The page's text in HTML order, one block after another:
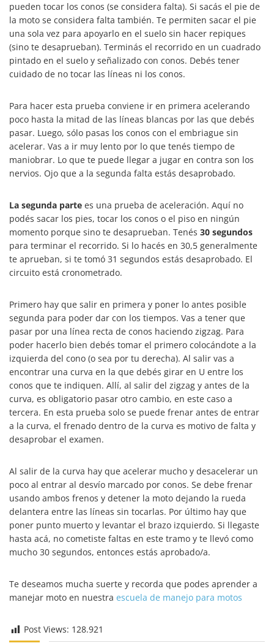
pueden tocar los conos (se considera falta). Si sacás el pie de
la moto se considera falta también. Te permiten sacar el pie
una sola vez para apoyarlo en el suelo sin hacer repiques
(sino te desaprueban). Terminás el recorrido en un cuadrado
pintado en el suelo y señalizado con conos. Debés tener
cuidado de no tocar las líneas ni los conos.
Para hacer esta prueba conviene ir en primera acelerando
poco hasta la mitad de las líneas blancas por las que debés
pasar. Luego, sólo pasas los conos con el embriague sin
acelerar. Vas a ir muy lento por lo que tenés tiempo de
maniobrar. Lo que te puede llegar a jugar en contra son los
nervios. Ojo que a la segunda falta estás desaprobado.
La segunda parte es una prueba de aceleración. Aquí no
podés sacar los pies, tocar los conos o el piso en ningún
momento porque sino te desaprueban. Tenés 30 segundos
para terminar el recorrido. Si lo hacés en 30,5 generalmente
te aprueban, si te tomó 31 segundos estás desaprobado. El
circuito está cronometrado.
Primero hay que salir en primera y poner lo antes posible
segunda para poder dar con los tiempos. Vas a tener que
pasar por una línea recta de conos haciendo zigzag. Para
poder hacerlo bien debés tomar el primero colocándote a la
izquierda del cono (o sea por tu derecha). Al salir vas a
encontrar una curva en la que debés girar en U entre los
conos que te indiquen. Allí, al salir del zigzag y antes de la
curva, es obligatorio pasar otro cambio, en este caso a
tercera. En esta prueba solo se puede frenar antes de entrar
a la curva, el frenado dentro de la curva es motivo de falta y
desaprobar el examen.
Al salir de la curva hay que acelerar mucho y desacelerar un
poco al entrar al desvío marcado por conos. Se debe frenar
usando ambos frenos y detener la moto dejando la rueda
delantera entre las líneas sin tocarlas. Por último hay que
poner punto muerto y levantar el brazo izquierdo. Si llegaste
hasta acá, no cometiste faltas en este tramo y te llevó como
mucho 30 segundos, entonces estás aprobado/a.
Te deseamos mucha suerte y recorda que podes aprender a
manejar moto en nuestra escuela de manejo para motos
Post Views: 128.921